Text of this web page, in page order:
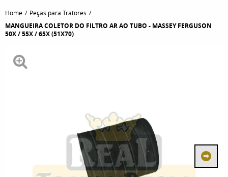
Home Peças para Tratores
MANGUEIRA COLETOR DO FILTRO AR AO TUBO - MASSEY FERGUSON
50X / 55X / 65X (51X70)